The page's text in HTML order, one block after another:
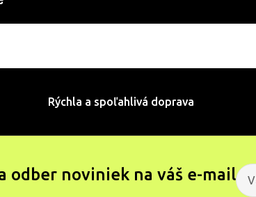
Rýchla a spoľahlivá doprava
odber noviniek na váš e-mail